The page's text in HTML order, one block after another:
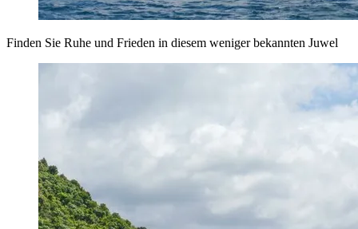
Finden Sie Ruhe und Frieden in diesem weniger bekannten Juwel